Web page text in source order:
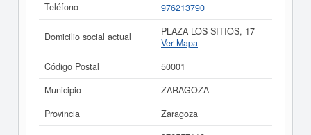
Teléfono
976213790
Domicilio social actual
PLAZA LOS SITIOS, 17
Ver Mapa
Código Postal
50001
Municipio
ZARAGOZA
Provincia
Zaragoza